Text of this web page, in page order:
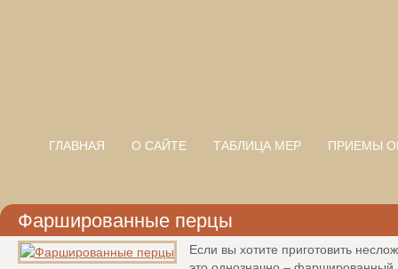
ГЛАВНАЯ О САЙТЕ ТАБЛИЦА МЕР ПРИЕМЫ
Фаршированные перцы
Если вы хотите приготовить